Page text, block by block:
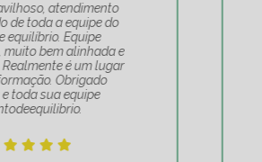
Como eu gosto
é muito
toda a sua equipe
Dedicadas,
acolhedoras,
tudo para
vida. Feliz e grata
ela para